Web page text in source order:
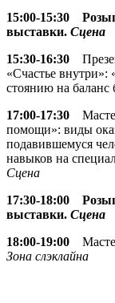
15:00-15:30
выставки. Сцена
15:30-16:30
«Счастье внутри»:
стоянию на баланс
17:00-17:30
помощи»: виды
подавившемуся
навыков на
Сцена
17:30-18:00
выставки. Сцена
18:00-19:00
Зона слэклайна